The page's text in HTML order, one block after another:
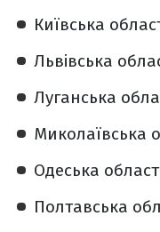
Київська
Львівська
Луганська
Миколаївська
Одеська
Полтавська